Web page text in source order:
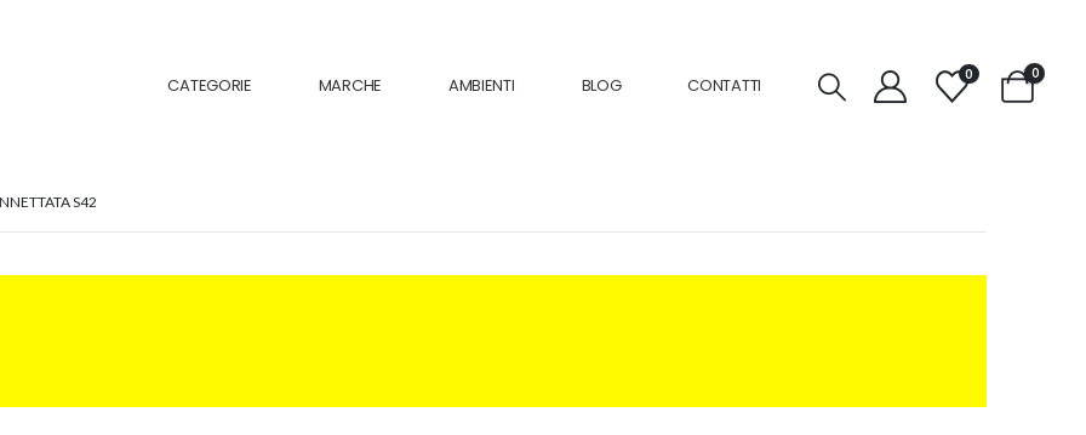
CATEGORIE MARCHE AMBIENTI BLOG CONTATTI
0 0
S42